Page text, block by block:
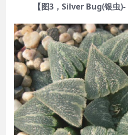
【图3，Silver Bug(银虫)-